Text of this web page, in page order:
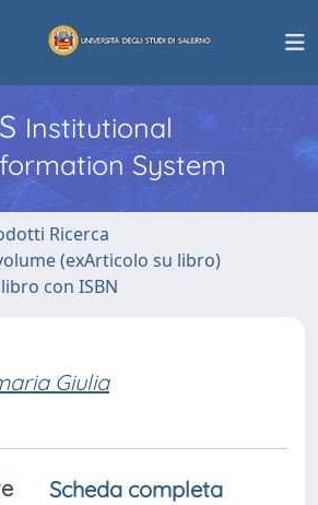
Institutional
System
Ricerca
(exArticolo su libro)
con ISBN
Giulia
Scheda completa